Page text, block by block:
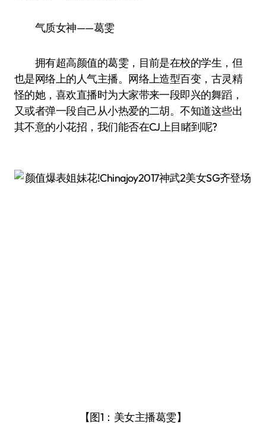
气质女神——葛雯
拥有超高颜值的葛雯，目前是在校的学生，但
也是网络上的人气主播。网络上造型百变，古灵精
怪的她，喜欢直播时为大家带来一段即兴的舞蹈，
又或者弹一段自己从小热爱的二胡。不知道这些出
其不意的小花招，我们能否在CJ上目睹到呢?
【图1：美女主播葛雯】